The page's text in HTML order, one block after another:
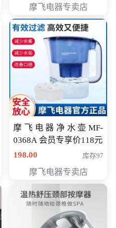
摩飞电器专卖店
摩飞电器净水壶MF-
0368A 会员专享价118元
198.00
库存97
摩飞电器专卖店